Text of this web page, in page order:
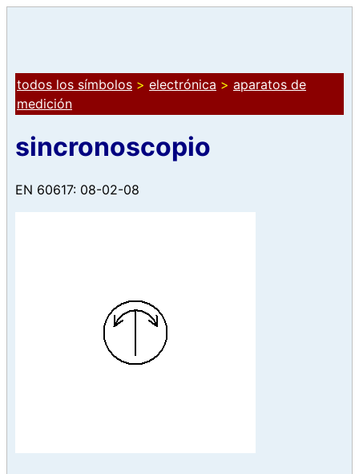
todos los símbolos > electrónica > aparatos de
medición
sincronoscopio
EN 60617: 08-02-08